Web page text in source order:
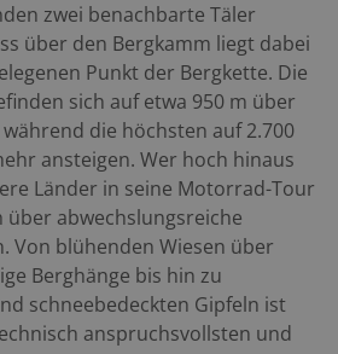
zwei benachbarte Täler
über den Bergkamm liegt dabei
Punkt der Bergkette. Die
sich auf etwa 950 m über
die höchsten auf 2.700
ansteigen. Wer hoch hinaus
Länder in seine Motorrad-Tour
über abwechslungsreiche
Von blühenden Wiesen über
Berghänge bis hin zu
schneebedeckten Gipfeln ist
anspruchsvollsten und